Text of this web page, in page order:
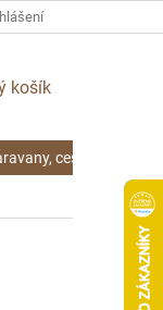
košík
cestování